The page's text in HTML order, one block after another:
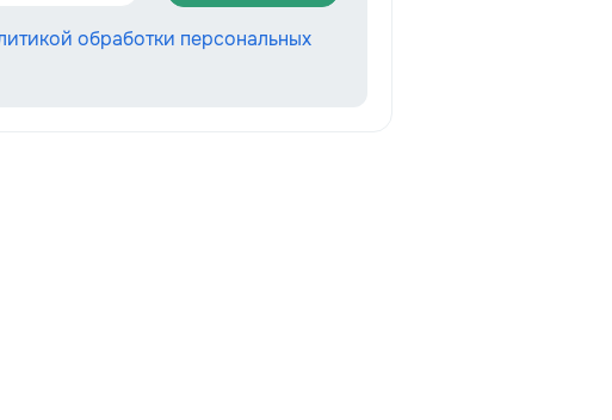
обработки персональных